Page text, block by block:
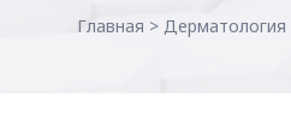
Главная > Дерматология